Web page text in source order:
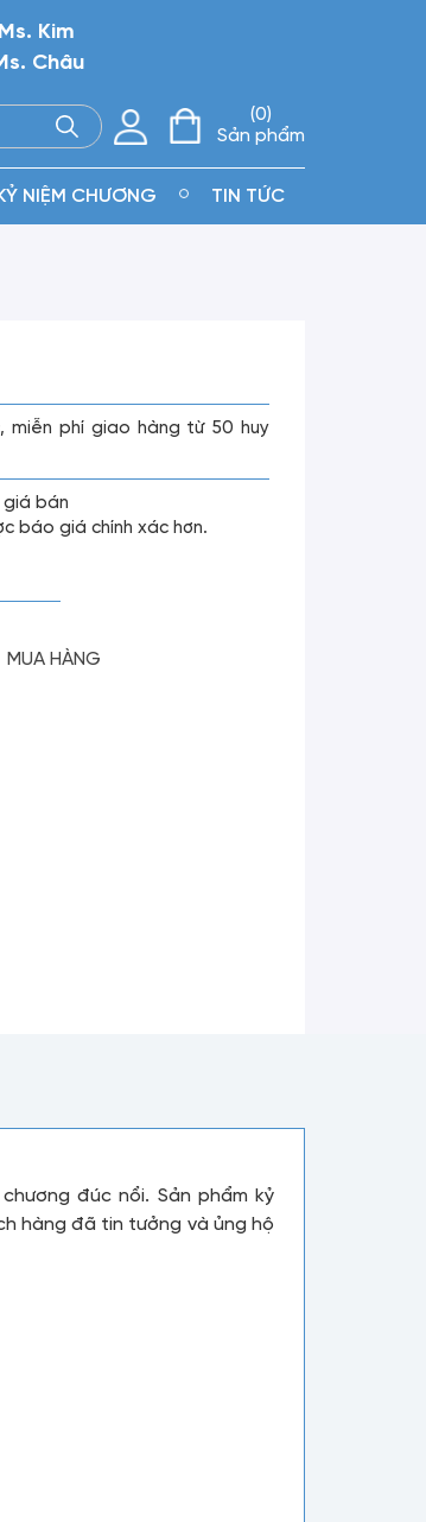
Kim
Châu
0
Sản phẩm
NIỆM CHƯƠNG TIN TỨC
miễn phí giao hàng từ 50 huy
giá bán
báo giá chính xác hơn.
MUA HÀNG
đúc nổi. Sản phẩm kỷ
hàng đã tin tưởng và ủng hộ